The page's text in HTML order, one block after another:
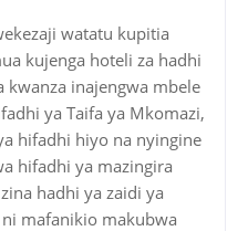
watatu kupitia
kujenga hoteli za hadhi
kwanza inajengwa mbele
ya Taifa ya Mkomazi,
hifadhi hiyo na nyingine
hifadhi ya mazingira
hadhi ya zaidi ya
mafanikio makubwa